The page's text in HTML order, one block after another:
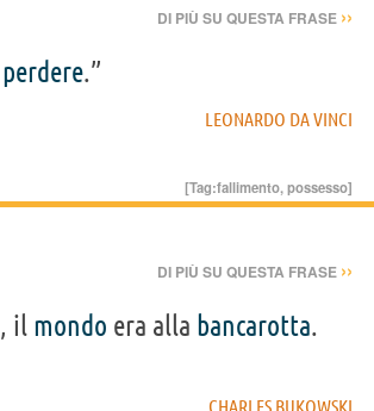
DI PIÙ SU QUESTA FRASE ››
perdere.”
LEONARDO DA VINCI
[Tag:fallimento,possesso]
DI PIÙ SU QUESTA FRASE ››
, il mondo era alla bancarotta.
CHARLES BUKOWSKI